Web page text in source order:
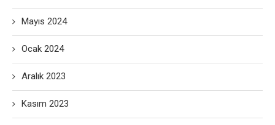
Mayıs 2024
Ocak 2024
Aralık 2023
Kasım 2023